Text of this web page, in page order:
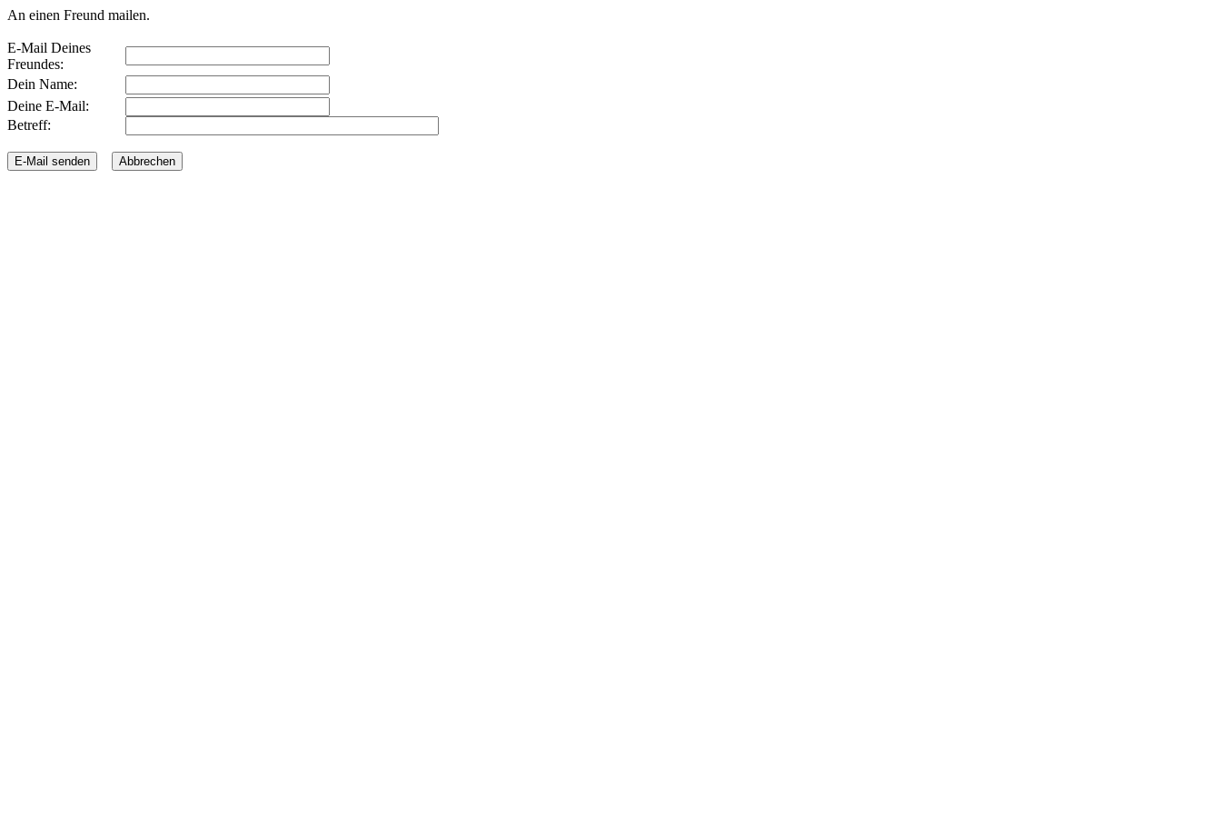
An einen Freund mailen.
E-Mail Deines
Freundes:
Dein Name:
Deine E-Mail:
Betreff: